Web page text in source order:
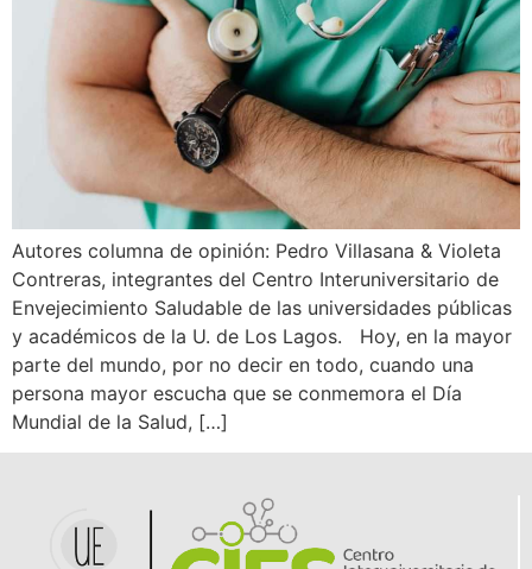
Autores columna de opinión: Pedro Villasana & Violeta
Contreras, integrantes del Centro Interuniversitario de
Envejecimiento Saludable de las universidades públicas
y académicos de la U. de Los Lagos. Hoy, en la mayor
parte del mundo, por no decir en todo, cuando una
persona mayor escucha que se conmemora el Día
Mundial de la Salud, […]